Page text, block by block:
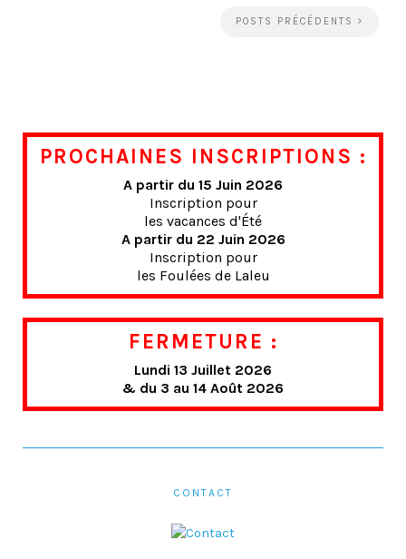
POSTS PRÉCÉDENTS
PROCHAINES INSCRIPTIONS :
A partir du 15 Juin 2026
Inscription pour
les vacances d'Été
A partir du 22 Juin 2026
Inscription pour
les Foulées de Laleu
FERMETURE :
Lundi 13 Juillet 2026
& du 3 au 14 Août 2026
CONTACT